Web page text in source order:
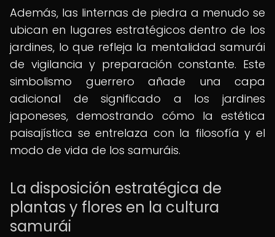
Además, las linternas de piedra a menudo se
ubican en lugares estratégicos dentro de los
jardines, lo que refleja la mentalidad samurái
de vigilancia y preparación constante. Este
simbolismo guerrero añade una capa
adicional de significado a los jardines
japoneses, demostrando cómo la estética
paisajística se entrelaza con la filosofía y el
modo de vida de los samuráis.
La disposición estratégica de
plantas y flores en la cultura
samurái